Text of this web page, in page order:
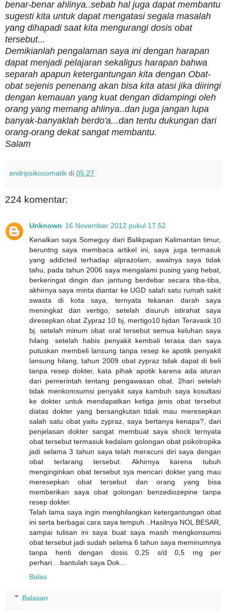
benar-benar ahlinya..sebab hal juga dapat membantu
sugesti kita untuk dapat mengatasi segala masalah
yang dihapadi saat kita mengurangi dosis obat
tersebut...
Demikianlah pengalaman saya ini dengan harapan
dapat menjadi pelajaran sekaligus harapan bahwa
separah apapun ketergantungan kita dengan Obat-
obat sejenis penenang akan bisa kita atasi jika diiringi
dengan kemauan yang kuat dengan didampingi oleh
orang yang memang ahlinya..dan juga jangan lupa
banyak-banyaklah berdo'a...dan tentu dukungan dari
orang-orang dekat sangat membantu.
Salam
andripsikosomatik di 05.27
224 komentar:
Unknown 16 November 2012 pukul 17.52
Kenalkan saya Someguy dari Balikpapan Kalimantan timur,
beruntng saya membaca artikel ini, saya juga termasuk
yang addicted terhadap alprazolam, awalnya saya tidak
tahu, pada tahun 2006 saya mengalami pusing yang hebat,
berkeringat dingin dan jantung berdebar secara tiba-tiba,
akhirnya saya minta diantar ke UGD salah satu rumah sakit
swasta di kota saya, ternyata tekanan darah saya
meningkat dan vertigo, setelah disuruh istirahat saya
diresepkan obat Zypraz 10 bj, mertigo10 bjdan Teravask 10
bj. setelah minum obat oral tersebut semua keluhan saya
hilang. setelah habis penyakit kembali terasa dan saya
putuskan membeli lansung tanpa resep ke apotik penyakit
lansung hilang, tahun 2009 obat zypraz tidak dapat di beli
tanpa resep dokter, kata pihak apotik karena ada aturan
dari pemerintah tentang pengawasan obat. 2hari setelah
tidak menkomsumsi penyakit saya kambuh saya kosultasi
ke dokter untuk mendapatkan ketiga jenis obat tersebut
diatas dokter yang bersangkutan tidak mau meresepkan
salah satu obat yaitu zypraz, saya bertanya kenapa?, dari
penjelasan dokter sangat membuat saya shock ternyata
obat tersebut termasuk kedalam golongan obat psikotropika
jadi selama 3 tahun saya telah meracuni diri saya dengan
obat terlarang tersebut. Akhirnya karena tubuh
menginginkan obat tersebut sya mencari dokter yang mau
meresepkan obat tersebut dan orang yang bisa
memberikan saya obat golongan benzediozepine tanpa
resep dokter.
Telah lama saya ingin menghilangkan ketergantungan obat
ini serta berbagai cara saya tempuh...Hasilnya NOL BESAR,
sampai tulisan ini saya buat saya masih mengkonsumsi
obat tersebut jadi sudah selama 6 tahun saya meminumnya
tanpa henti dengan dosis 0,25 s/d 0,5 mg per
perhari....bantulah saya Dok...
Balas
Balasan